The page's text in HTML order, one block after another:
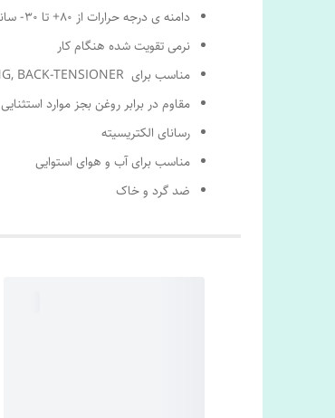
دامنه ی درجه حرارات از ۸۰+ تا ۳۰- سانتیگراد
نرمی تقویت شده هنگام کار
مناسب برای COUNTERBENDING, BACK-TENSIONER
مقاوم در برابر روغن بجز موارد استثنایی
رسانای الکتریسیته
مناسب برای آب و هوای استوایی
ضد گرد و خاک